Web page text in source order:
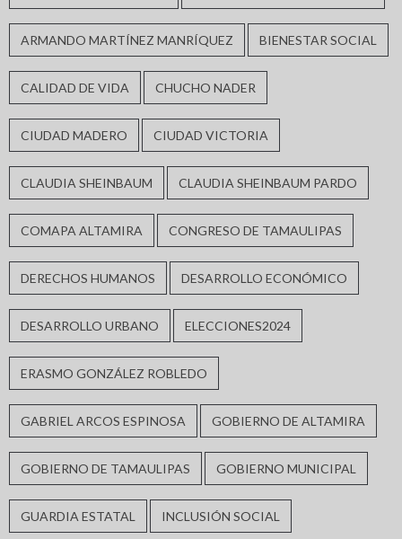
ARMANDO MARTÍNEZ MANRÍQUEZ BIENESTAR SOCIAL
CALIDAD DE VIDA CHUCHO NADER
CIUDAD MADERO CIUDAD VICTORIA
CLAUDIA SHEINBAUM CLAUDIA SHEINBAUM PARDO
COMAPA ALTAMIRA CONGRESO DE TAMAULIPAS
DERECHOS HUMANOS DESARROLLO ECONÓMICO
DESARROLLO URBANO ELECCIONES2024
ERASMO GONZÁLEZ ROBLEDO
GABRIEL ARCOS ESPINOSA GOBIERNO DE ALTAMIRA
GOBIERNO DE TAMAULIPAS GOBIERNO MUNICIPAL
GUARDIA ESTATAL INCLUSIÓN SOCIAL